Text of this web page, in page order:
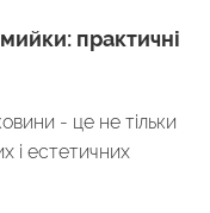
практичні
- це не тільки
і естетичних